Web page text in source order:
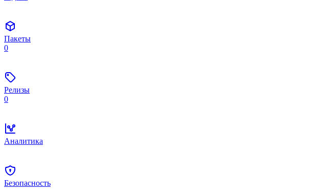
Пакеты
0
Релизы
0
Аналитика
Безопасность